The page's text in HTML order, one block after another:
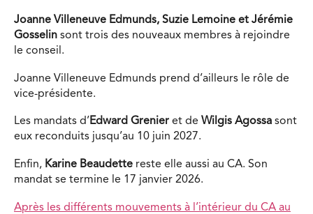
Joanne Villeneuve Edmunds, Suzie Lemoine et Jérémie
Gosselin sont trois des nouveaux membres à rejoindre
le conseil.
Joanne Villeneuve Edmunds prend d’ailleurs le rôle de
vice-présidente.
Les mandats d’Edward Grenier et de Wilgis Agossa sont
eux reconduits jusqu’au 10 juin 2027.
Enfin, Karine Beaudette reste elle aussi au CA. Son
mandat se termine le 17 janvier 2026.
Après les différents mouvements à l’intérieur du CA au